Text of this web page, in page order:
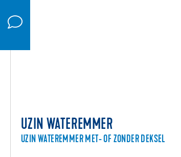
UZIN WATEREMMER
UZIN WATEREMMER MET- OF ZONDER DEKSEL